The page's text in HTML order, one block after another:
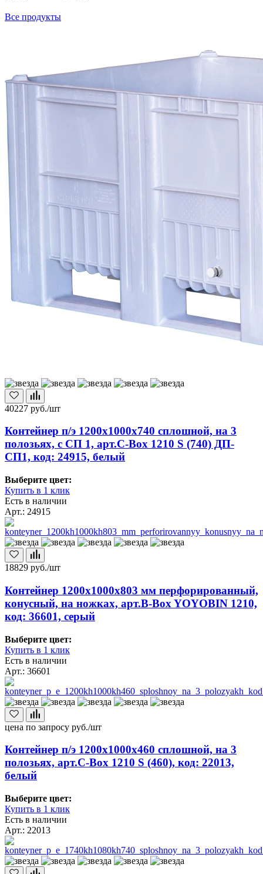
Все продукты
40227 руб./шт
Контейнер п/э 1200х1000х740 сплошной, на 3
полозьях, с СП 1, арт.C-Box 1210 S (740) ДП-
СП1, код: 24915, белый
Выберите цвет:
Купить в 1 клик
Есть в наличии
Арт.: 24915
18829 руб./шт
Контейнер 1200х1000х803 мм перфорированный,
конусный, на ножках, арт.B-Box YOYOBIN 1210,
код: 36601, серый
Выберите цвет:
Купить в 1 клик
Есть в наличии
Арт.: 36601
цена по запросу руб./шт
Контейнер п/э 1200х1000х460 сплошной, на 3
полозьях, арт.C-Box 1210 S (460), код: 22013,
белый
Выберите цвет:
Купить в 1 клик
Есть в наличии
Арт.: 22013